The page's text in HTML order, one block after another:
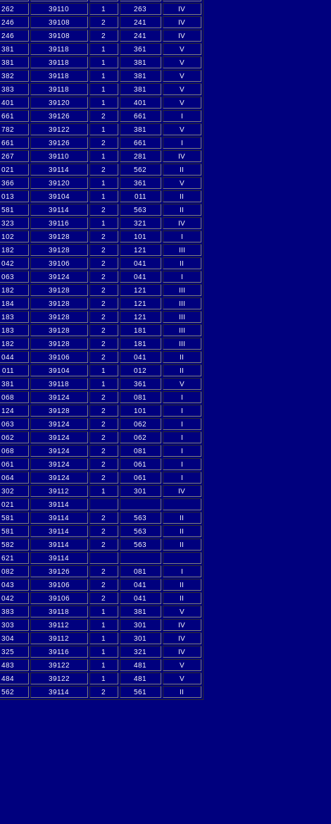
262 39110 1 263
IV
246 39108 2 241
IV
246 39108 2 241
IV
381 39118 1 361
V
381 39118 1 381
V
382 39118 1 381
V
383 39118 1 381
V
401 39120 1 401
V
661 39126 2 661
I
782 39122 1 381
V
661 39126 2 661
I
267 39110 1 281
IV
021 39114 2 562
II
366 39120 1 361
V
013 39104 1 011
II
581 39114 2 563
II
323 39116 1 321
IV
102 39128 2 101
I
182 39128 2 121
III
042 39106 2 041
II
063 39124 2 041
I
182 39128 2 121
III
184 39128 2 121
III
183 39128 2 121
III
183 39128 2 181
III
182 39128 2 181
III
044 39106 2 041
II
011 39104 1 012
II
381 39118 1 361
V
068 39124 2 081
I
124 39128 2 101
I
063 39124 2 062
I
062 39124 2 062
I
068 39124 2 081
I
061 39124 2 061
I
064 39124 2 061
I
302 39112 1 301
IV
021
39114
581 39114 2 563
II
581 39114 2 563
II
582 39114 2 563
II
621
39114
082 39126 2 081
I
043 39106 2 041
II
042 39106 2 041
II
383 39118 1 381
V
303 39112 1 301
IV
304 39112 1 301
IV
325 39116 1 321
IV
483 39122 1 481
V
484 39122 1 481
V
562 39114 2 561 II